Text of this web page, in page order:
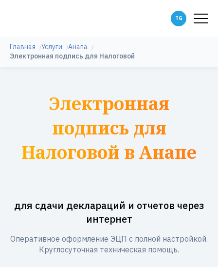
Главная Услуги
Анапа
Электронная подпись для Налоговой
Электронная
подпись для
Налоговой в Анапе
для сдачи деклараций и отчетов через
интернет
Оперативное оформление ЭЦП с полной настройкой.
Круглосуточная техническая помощь.